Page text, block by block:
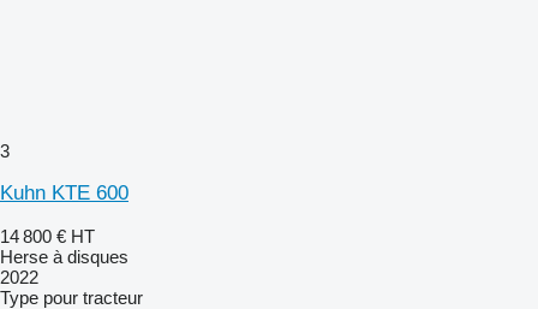
3
Kuhn KTE 600
14 800 € HT
Herse à disques
2022
Type pour tracteur